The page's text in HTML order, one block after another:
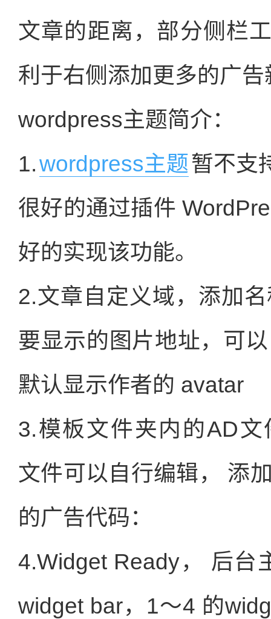
文章的距离，部分侧栏
利于右侧添加更多的广告
wordpress主题简介：
1.wordpress主题暂不支
很好的通过插件
好的实现该功能。
2.文章自定义域，添加
要显示的图片地址，可
默认显示作者的 avatar
3.模板文件夹内的AD
文件可以自行编辑， 添
的广告代码：
4.Widget Ready， 后台
widget bar，1～4 的